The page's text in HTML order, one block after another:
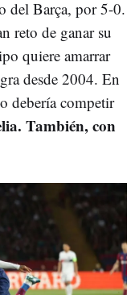
del Barça, por 5-0.
reto de ganar su
quiere amarrar
desde 2004. En
debería competir
También, con